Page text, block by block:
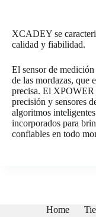
XCADEY se
calidad y fiabilidad.
El sensor de
de las mordazas, que
precisa. El XPOWER
precisión y sensores
algoritmos
incorporados para
confiables en todo
Home